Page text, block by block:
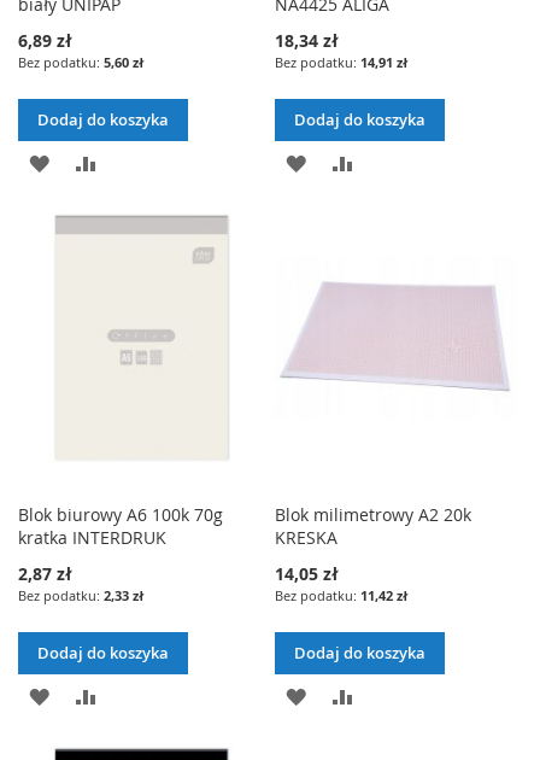
6,89 zł
5,60 zł
Dodaj do koszyka
DODAJ
18,34 zł
14,91 zł
Dodaj do koszyka
DODAJ
ŻYCZEŃ
Blok biurowy A6 100k 70g
kratka INTERDRUK
2,87 zł
2,33 zł
Dodaj do koszyka
DODAJ
Blok milimetrowy A2 20k
KRESKA
14,05 zł
11,42 zł
Dodaj do koszyka
DODAJ